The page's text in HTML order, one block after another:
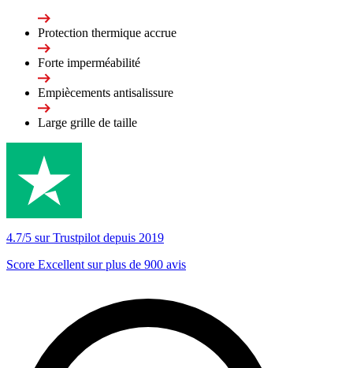
Protection thermique accrue
Forte imperméabilité
Empiècements antisalissure
Large grille de taille
4.7/5 sur Trustpilot depuis 2019
Score Excellent sur plus de 900 avis